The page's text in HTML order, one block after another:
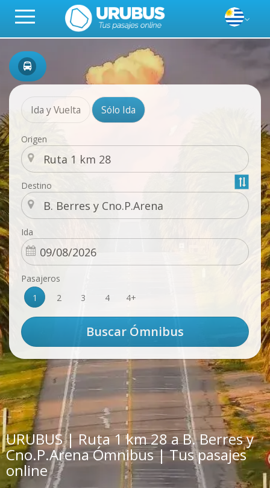
Ida y Vuelta Sólo Ida
Origen
Destino
Ida
Pasajeros
1
2 3 4 4+
URUBUS | Ruta 1 km 28 a B. Berres y
Cno.P.Arena Ómnibus | Tus pasajes
online